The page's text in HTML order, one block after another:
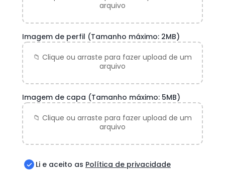
Imagem de perfil (Tamanho máximo: 2MB)
Imagem de capa (Tamanho máximo: 5MB)
Li e aceito as Política de privacidade